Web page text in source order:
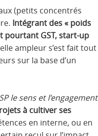
(petits concentrés
Intégrant des « poids
pourtant GST, start-up
ampleur s’est fait tout
sur la base d’un
le sens et l’engagement
à cultiver ses
en interne, ou en